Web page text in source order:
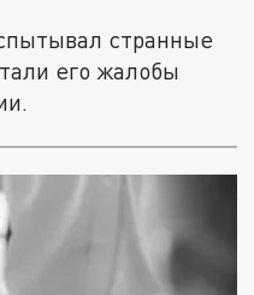
странные
его жалобы